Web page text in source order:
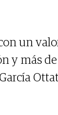
un
y más